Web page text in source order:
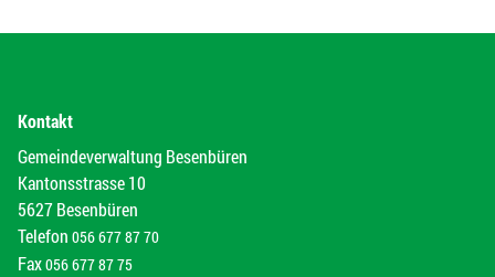
Kontakt
Gemeindeverwaltung Besenbüren
Kantonsstrasse 10
5627 Besenbüren
Telefon 056 677 87 70
Fax056 677 87 75